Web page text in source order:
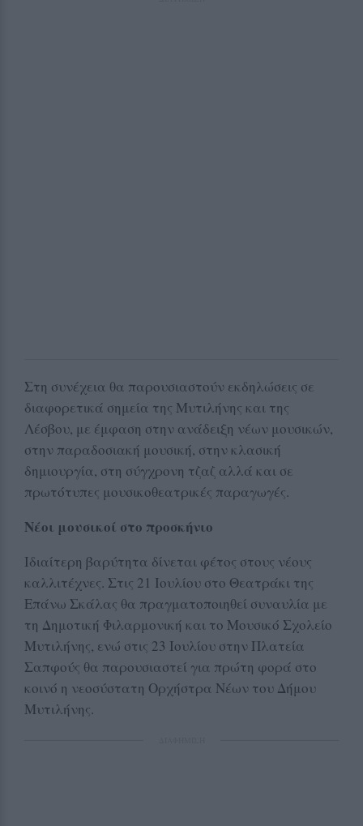
Στη συνέχεια θα παρουσιαστούν εκδηλώσεις σε
διαφορετικά σημεία της Μυτιλήνης και της
Λέσβου, με έμφαση στην ανάδειξη νέων μουσικών,
στην παραδοσιακή μουσική, στην κλασική
δημιουργία, στη σύγχρονη τζαζ αλλά και σε
πρωτότυπες μουσικοθεατρικές παραγωγές.
Νέοι μουσικοί στο προσκήνιο
Ιδιαίτερη βαρύτητα δίνεται φέτος στους νέους
καλλιτέχνες. Στις 21 Ιουλίου στο Θεατράκι της
Επάνω Σκάλας θα πραγματοποιηθεί συναυλία με
τη Δημοτική Φιλαρμονική και το Μουσικό Σχολείο
Μυτιλήνης, ενώ στις 23 Ιουλίου στην Πλατεία
Σαπφούς θα παρουσιαστεί για πρώτη φορά στο
κοινό η νεοσύστατη Ορχήστρα Νέων του Δήμου
Μυτιλήνης.